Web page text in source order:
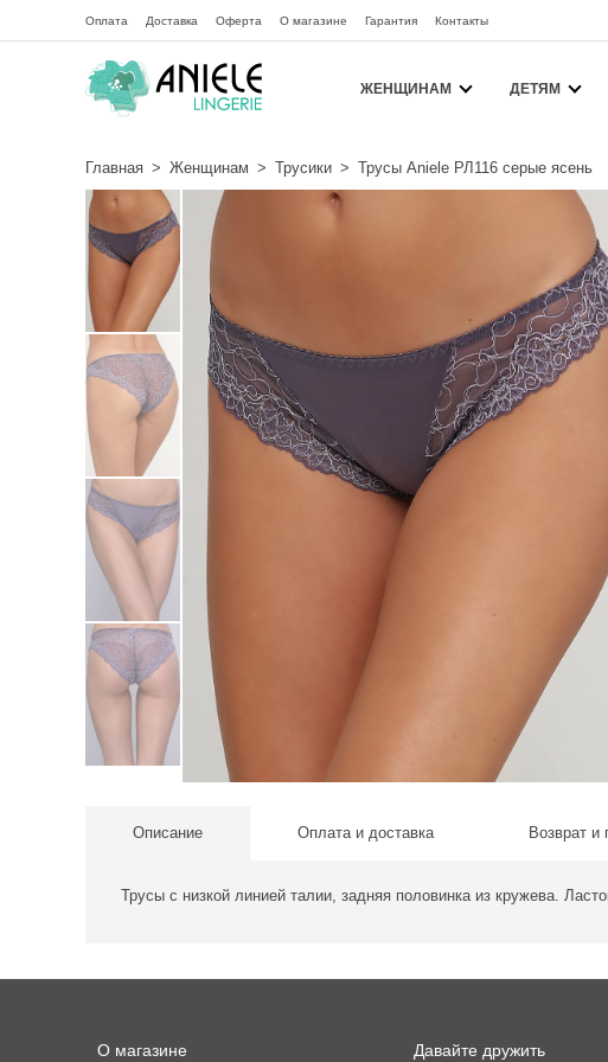
Оплата Доставка Оферта О магазине Гарантия Контакты
ЖЕНЩИНАМ ДЕТЯМ
Главная > Женщинам > Трусики > Трусы Aniele РЛ116 серые ясень
Описание Оплата и доставка Возврат и
Трусы с низкой линией талии, задняя половинка из кружева.
О магазине Давайте дружить